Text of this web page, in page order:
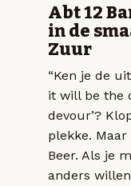
Abt 12
in de
Zuur
“Ken je de
it will be the
devour’?
plekke.
Beer. Als je
anders